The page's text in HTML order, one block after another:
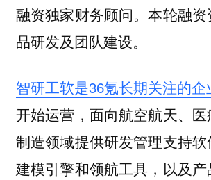
融资独家财务顾问。本轮融
品研发及团队建设。
智研工软是36氪长期关注的企
开始运营，面向航空航天、
制造领域提供研发管理支持
建模引擎和领航工具，以及